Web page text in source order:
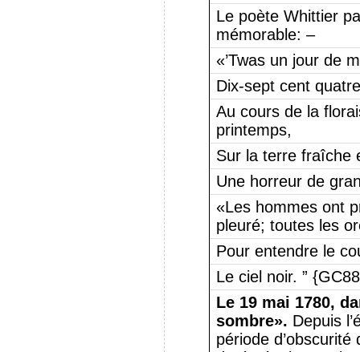
Le poète Whittier
mémorable: –
«’Twas un jour de
Dix-sept cent
Au cours de la
printemps,
Sur la terre fraîche
Une horreur de
«Les hommes ont
pleuré; toutes les
Pour entendre le
Le ciel noir. ”
Le 19 mai 1780,
sombre». Depuis
période d’obscurité